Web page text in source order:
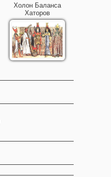
Холон Баланса
Хаторов